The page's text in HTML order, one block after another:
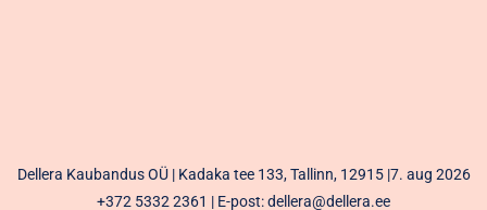
Dellera Kaubandus OÜ | Kadaka tee 133, Tallinn, 12915 |7. aug 2026
+372 5332 2361 | E-post: dellera@dellera.ee